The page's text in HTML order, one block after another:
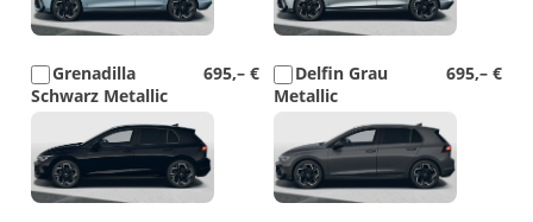
695,– €
Grenadilla
Schwarz Metallic
695,– €
Delfin Grau
Metallic